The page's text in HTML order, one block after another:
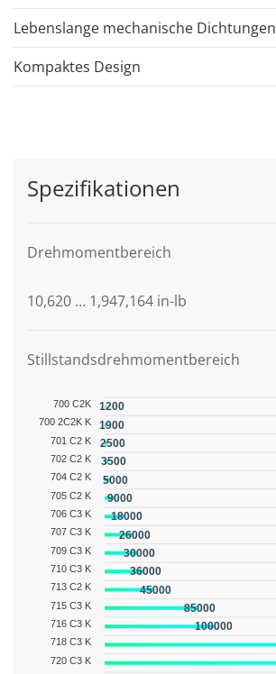
Lebenslange mechanische Dichtungen
Kompaktes Design
Spezifikationen
Drehmomentbereich
10,620 … 1,947,164 in-lb
Stillstandsdrehmomentbereich
700 C2K
700 2C2K K
701 C2 K
702 C2 K
704 C2 K
705 C2 K
706 C3 K
707 C3 K
709 C3 K
710 C3 K
713 C2 K
715 C3 K
716 C3 K
718 C3 K
720 C3 K
1200
1900
2500
3500
5000
9000
18000
26000
30000
36000
45000
85000
100000